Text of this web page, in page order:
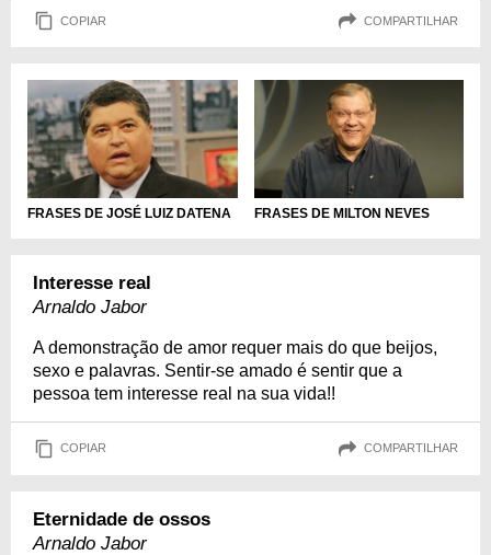
COPIAR COMPARTILHAR
FRASES DE JOSÉ LUIZ DATENA FRASES DE MILTON NEVES
Interesse real
Arnaldo Jabor
A demonstração de amor requer mais do que beijos,
sexo e palavras. Sentir-se amado é sentir que a
pessoa tem interesse real na sua vida!!
COPIAR COMPARTILHAR
Eternidade de ossos
Arnaldo Jabor